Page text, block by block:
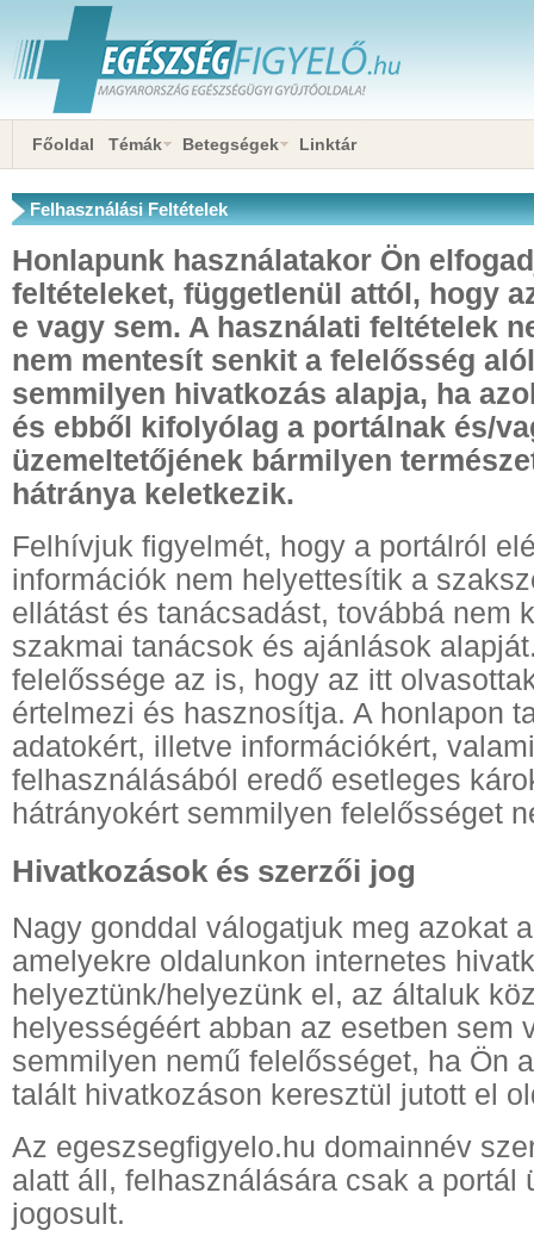
Főoldal Témák Betegségek Linktár
Felhasználási Feltételek
Honlapunk használatakor Ön
feltételeket, függetlenül attól, hogy
e vagy sem. A használati feltételek
nem mentesít senkit a felelősség
semmilyen hivatkozás alapja, ha
és ebből kifolyólag a portálnak és/
üzemeltetőjének bármilyen
hátránya keletkezik.
Felhívjuk figyelmét, hogy a portálról
információk nem helyettesítik a
ellátást és tanácsadást, továbbá nem
szakmai tanácsok és ajánlások
felelőssége az is, hogy az itt
értelmezi és hasznosítja. A honlapon
adatokért, illetve információkért,
felhasználásából eredő esetleges
hátrányokért semmilyen felelősséget
Hivatkozások és szerzői jog
Nagy gonddal válogatjuk meg azokat
amelyekre oldalunkon internetes
helyeztünk/helyezünk el, az általuk
helyességéért abban az esetben sem
semmilyen nemű felelősséget, ha Ön
talált hivatkozáson keresztül jutott el
Az egeszsegfigyelo.hu domainnév
alatt áll, felhasználására csak a portál
jogosult.